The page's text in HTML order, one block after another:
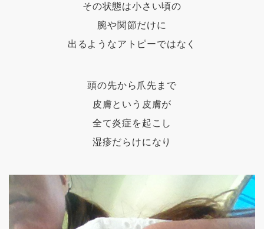
その状態は小さい頃の
腕や関節だけに
出るようなアトピーではなく
頭の先から爪先まで
皮膚という皮膚が
全て炎症を起こし
湿疹だらけになり